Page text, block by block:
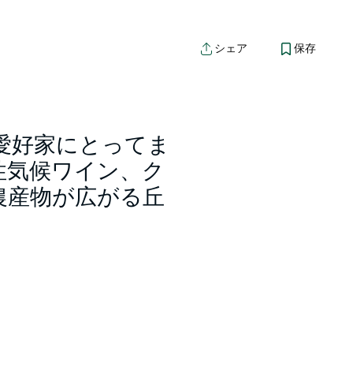
シェア 保存
好家にとってま
候ワイン、ク
物が広がる丘